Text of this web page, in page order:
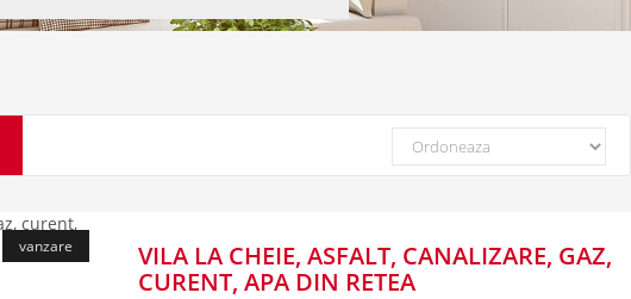
Ordoneaza
dupa
vanzare
VILA LA CHEIE, ASFALT, CANALIZARE, GAZ,
CURENT, APA DIN RETEA